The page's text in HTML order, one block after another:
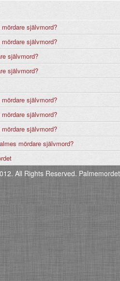
självmord?
självmord?
självmord?
självmord?
självmord?
självmord?
självmord?
mördare självmord?
All Rights Reserved.